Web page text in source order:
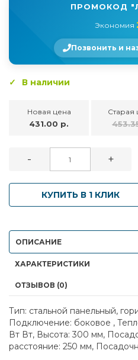
ПРОМОКОД
Экономия
Позвонить и
В наличии
Новая цена
431.00 р.
Старая
- +
КУПИТЬ В 1 КЛИК
ОПИСАНИЕ
ХАРАКТЕРИСТИКИ
ОТЗЫВОВ (0)
Тип: стальной панельный,
Подключение: боковое ,
Вт Вт, Высота: 300 мм,
расстояние: 250 мм,